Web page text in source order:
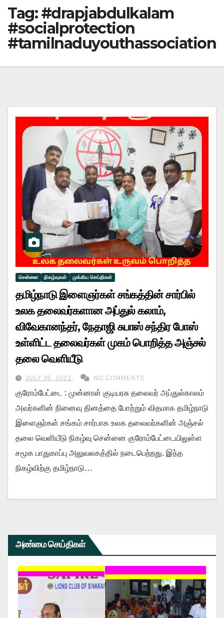
Tag:#drapjabdulkalam
#socialprotection
#tamilnaduyouthassociation
சென்னை நிகழ்வுகள் முக்கிய செய்திகள்
தமிழ்நாடு இளைஞர்கள் சங்கத்தின் சார்பில்
உலக தலைவர்களான அப்துல் கலாம்,
விவேகானந்தர், நேதாஜி சுபாஸ் சந்திர போஸ்
உள்ளிட்ட தலைவர்கள் முகம் பொறித்த அஞ்சல்
தலை வெளியீடு
JULY 30, 2021 NO COMMENTS
குரோம்பேட்டை : முன்னாள் குடியரசு தலைவர் அப்துல்காலம்
அவர்களின் நினைவு தினத்தை போற்றும் விதமாக தமிழ்நாடு
இளைஞர்கள் சங்கம் சார்பாக உலக தலைவர்களின் அஞ்சல்
தலை வெளியீடு நிகழ்வு சென்னை குரோம்பேட்டையிலுள்ள
சமூக பாதுகாப்பு அலுவலகத்தில் நடைபெற்றது. இந்த
நிகழ்விற்கு தமிழ்நாடு…
அண்மை செய்திகள்